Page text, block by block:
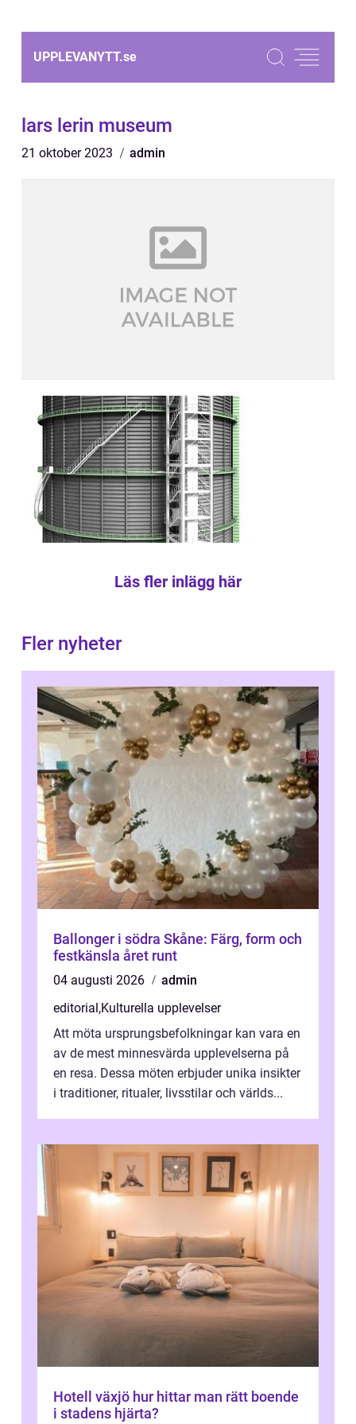
UPPLEVANYTT.se
lars lerin museum
21 oktober 2023 admin
Läs fler inlägg här
Fler nyheter
Ballonger i södra Skåne: Färg, form och
festkänsla året runt
04 augusti 2026
admin
editorial,Kulturella upplevelser
Att möta ursprungsbefolkningar kan vara en
av de mest minnesvärda upplevelserna på
en resa. Dessa möten erbjuder unika insikter
i traditioner, ritualer, livsstilar och världs...
Hotell växjö hur hittar man rätt boende
i stadens hjärta?